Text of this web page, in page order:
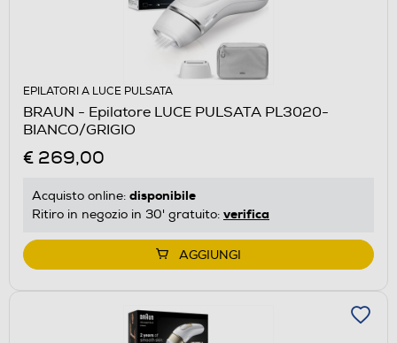
EPILATORI A LUCE PULSATA
BRAUN - Epilatore LUCE PULSATA PL3020-
BIANCO/GRIGIO
€ 269,00
Acquisto online: disponibile
Ritiro in negozio in 30' gratuito: verifica
AGGIUNGI